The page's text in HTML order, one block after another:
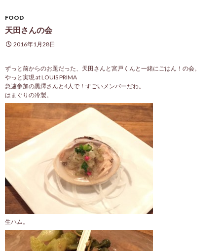
FOOD
天田さんの会
2016年1月28日
ずっと前からのお題だった、天田さんと宮戸くんと一緒にごはん！の会。
やっと実現 at LOUIS PRIMA
急遽参加の黒澤さんと4人で！すごいメンバーだわ。
はまぐりの冷製。
生ハム。